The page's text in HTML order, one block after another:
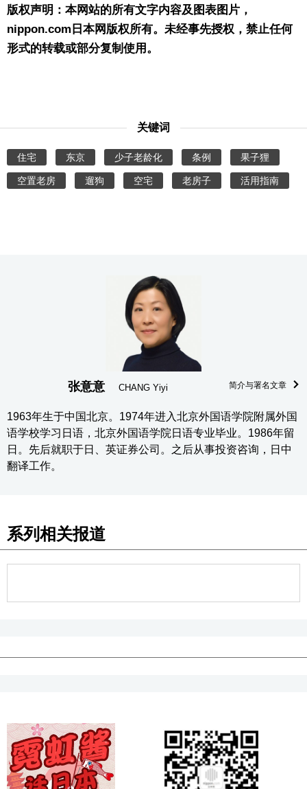
版权声明：本网站的所有文字内容及图表图片，
nippon.com日本网版权所有。未经事先授权，禁止任何
形式的转载或部分复制使用。
关键词
住宅 东京 少子老龄化 条例 果子狸
空置老房 遛狗 空宅 老房子 活用指南
张意意 CHANG Yiyi 简介与署名文章
1963年生于中国北京。1974年进入北京外国语学院附属外国
语学校学习日语，北京外国语学院日语专业毕业。1986年留
日。先后就职于日、英证券公司。之后从事投资咨询，日中
翻译工作。
系列相关报道